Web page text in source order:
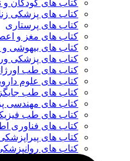
کتاب های کودکان و
کتاب های پزشکی
کتاب های پرستاری
کتاب های مغز و
کتاب های بیهوشی و
کتاب های پزشکی
کتاب های طب
کتاب های علوم
کتاب های طب
کتاب های مهندسی
کتاب های طب
کتاب های فناوری
کتاب های
کتاب های